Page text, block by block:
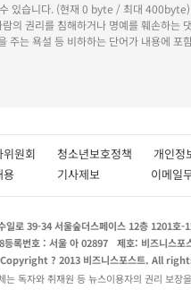
있습니다. (현재 0 byte / 최대 400byte)
의 권리를 침해하거나 명예를 훼손하는
주는 욕설 등 비하하는 단어가 내용에
위원회 청소년보호정책 개인
용 기사제보 이메일
일로 39-34 서울숲더스페이스 12층 1201호-
등록번호 : 서울 아 02897 제호: 비즈니스포
Copyright ? 2013 비즈니스포스트. All
는 독자와 취재원 등 뉴스이용자의 권리 보장